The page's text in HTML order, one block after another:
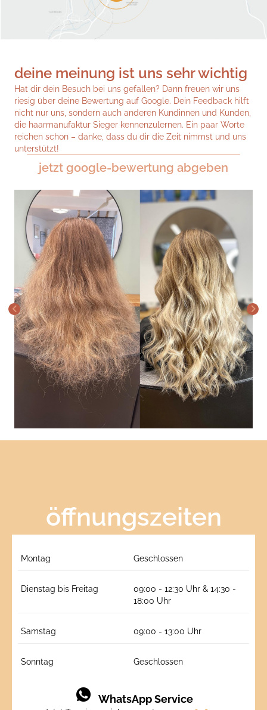
deine meinung ist uns sehr wichtig
Hat dir dein Besuch bei uns gefallen? Dann freuen wir uns
riesig über deine Bewertung auf Google. Dein Feedback hilft
nicht nur uns, sondern auch anderen Kundinnen und Kunden,
die haarmanufaktur Sieger kennenzulernen. Ein paar Worte
reichen schon – danke, dass du dir die Zeit nimmst und uns
unterstützt!
jetzt google-bewertung abgeben
öffnungszeiten
Montag Geschlossen
Dienstag bis Freitag
09:00 - 12:30 Uhr & 14:30 -
18:00 Uhr
Samstag 09:00 - 13:00 Uhr
Sonntag Geschlossen
WhatsApp Service